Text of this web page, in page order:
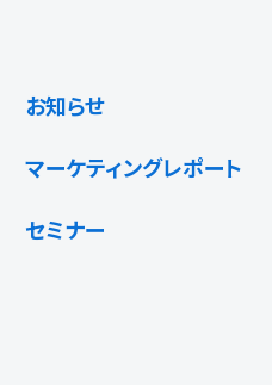
お知らせ
マーケティングレポート
セミナー